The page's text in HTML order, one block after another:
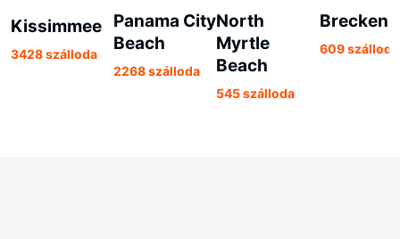
Kissimmee
3428 szálloda
Panama City
Beach
2268 szálloda
North
Myrtle
Beach
545 szálloda
609 szálloda